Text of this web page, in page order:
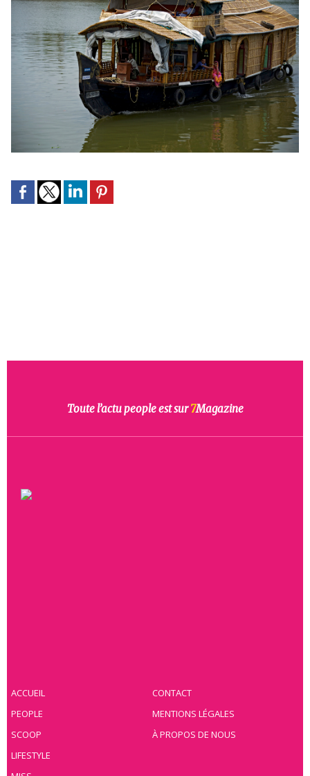
Toute l’actu people est sur7Magazine
ACCUEIL
PEOPLE
SCOOP
LIFESTYLE
CONTACT
MENTIONS LÉGALES
À PROPOS DE NOUS